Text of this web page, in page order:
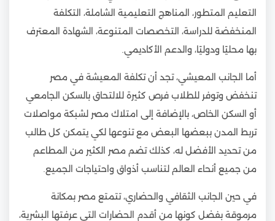
التعليم المتطور، المناهج التعليمية الشاملة، التكلفة
المنخفضة للدراسة، التخصصات المتنوعة، الشهادة المعترف
بها محليًا ودوليًا، والدعم الأكاديمي.
أما الجانب المعيشي، تجد أن تكلفة المعيشة في مصر
تنخفض وتوفر للطلاب فرص كثيرة للالتحاق بالسكن الجامعي
أو السكن الخاص، بالإضافة إلى امتلاك مصر لشبكة مواصلات
تربط المدن ببعضها البعض مع تنوعها لكي يتمكن كل طالب
من تحديد الأفضل له، كذلك تضم مصر الكثير من المطاعم
من جميع أنحاء العالم لتناسب أذواق واحتياجات الجميع.
في حين الجانب الثقافي والحضاري، تتمتع مصر بمكانة
مرموقة بفضل كونها من أقدم الحضارات التي عرفتها البشرية،